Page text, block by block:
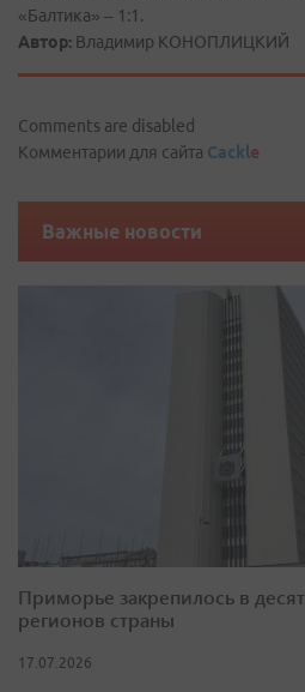
«Балтика» – 1:1.
Автор: Владимир КОНОПЛИЦКИЙ
Comments are disabled
Комментарии для сайта Cackle
Важные новости
Приморье закрепилось в
регионов страны
17.07.2026